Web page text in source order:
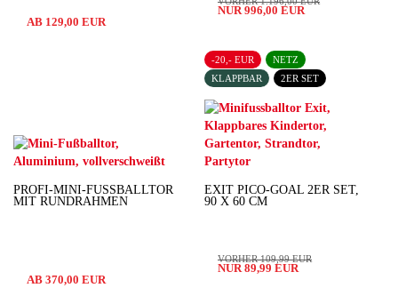
AB 129,00 EUR
NUR 996,00 EUR
PROFI-MINI-FUSSBALLTOR M
IT RUNDRAHMEN
AB 370,00 EUR
-20,- EUR
NETZ
KLAPPBAR
2ER SET
EXIT PICO-GOAL 2ER SET,
90 X 60 CM
VORHER 109,99 EUR
NUR 89,99 EUR